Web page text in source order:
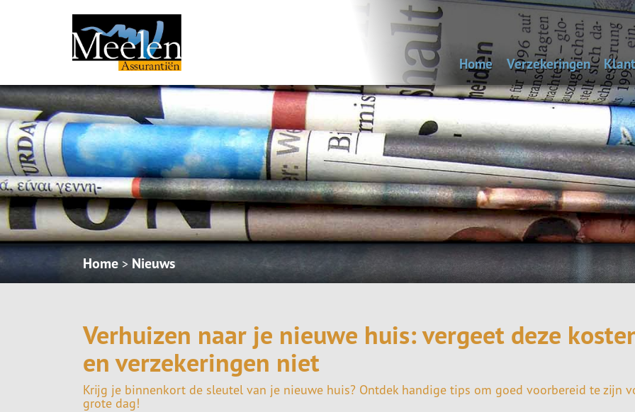
Home Verzekeringen
Uitvaartverzekering
Autoverzekering
Woonhuisverzekering
Inboedelverzekering
Reisverzekering
Home > Nieuws
Verhuizen naar je nieuwe huis: vergeet deze
en verzekeringen niet
Krijg je binnenkort de sleutel van je nieuwe huis? Ontdek handige tips om goed voorbereid te zijn
grote dag!